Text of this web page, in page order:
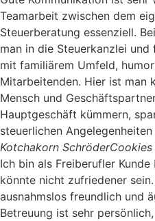
Teamarbeit zwischen dem
Steuerberatung essenziell.
man in die Steuerkanzlei
mit familiärem Umfeld,
Mitarbeitenden. Hier ist man
Mensch und
Hauptgeschäft kümmern,
steuerlichen
Kotchakorn SchröderCookies
Ich bin als Freiberufler
könnte nicht zufriedener
ausnahmslos freundlich und
Betreuung ist sehr